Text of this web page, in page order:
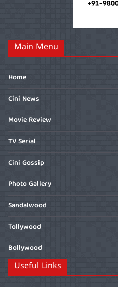
Main Menu
Home
Cini News
Movie Review
TV Serial
Cini Gossip
Photo Gallery
Sandalwood
Tollywood
Bollywood
Useful Links